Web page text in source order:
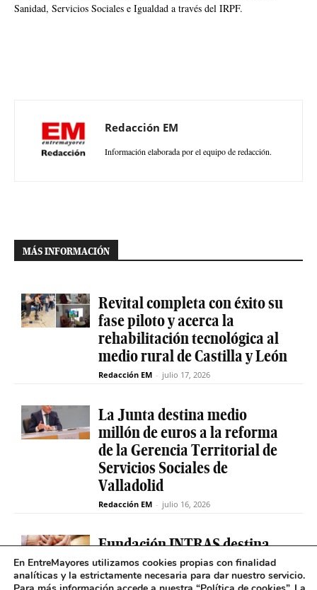
Sanidad, Servicios Sociales e Igualdad a través del IRPF.
Redacción EM
Información elaborada por el equipo de redacción.
MÁS INFORMACIÓN
Revital completa con éxito su
fase piloto y acerca la
rehabilitación tecnológica al
medio rural de Castilla y León
Redacción EM - julio 17, 2026
La Junta destina medio
millón de euros a la reforma
de la Gerencia Territorial de
Servicios Sociales de
Valladolid
Redacción EM - julio 16, 2026
Fundación INTRAS destina
6.000 euros a proyectos
sociales que impulsen la
En EntreMayores utilizamos cookies propias con finalidad
analíticas y la estrictamente necesaria para dar nuestro servicio.